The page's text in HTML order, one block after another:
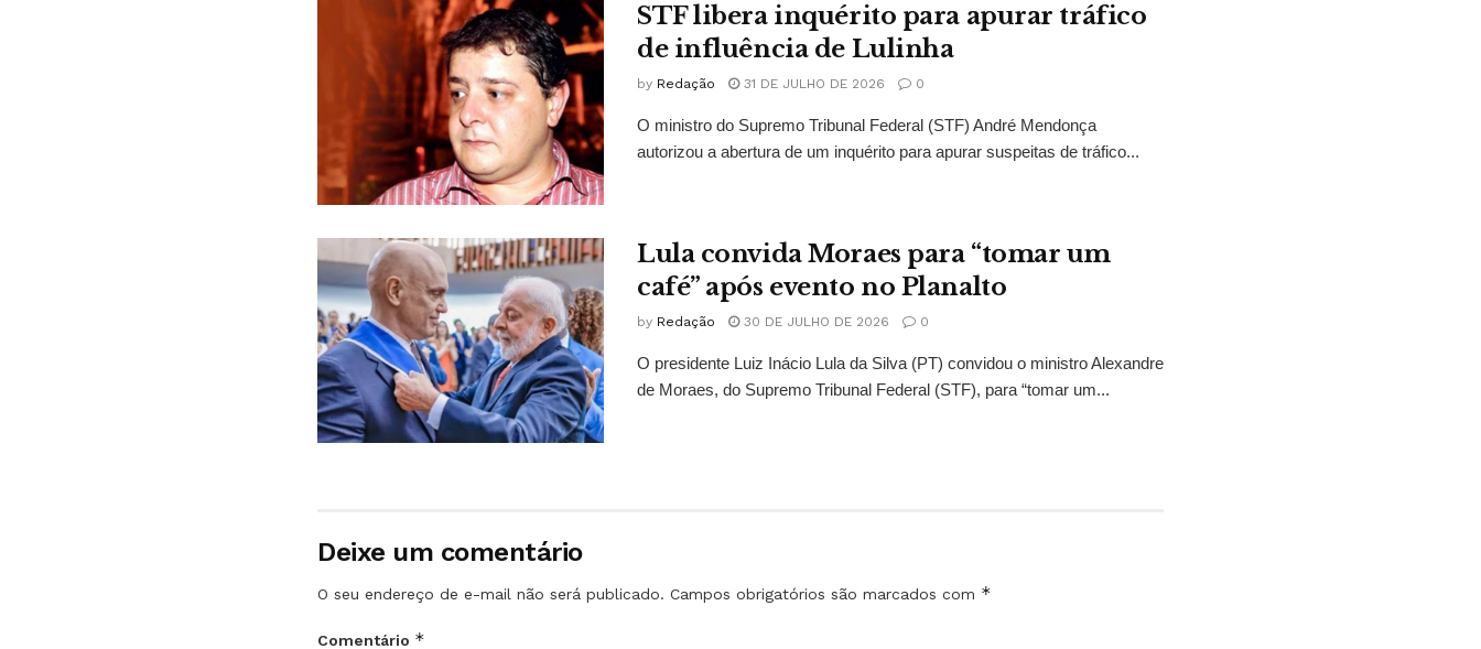
STF libera inquérito para apurar tráfico
de influência de Lulinha
by Redação 31 DE JULHO DE 2026 0
O ministro do Supremo Tribunal Federal (STF) André Mendonça
autorizou a abertura de um inquérito para apurar suspeitas de tráfico...
Lula convida Moraes para “tomar um
café” após evento no Planalto
by Redação 30 DE JULHO DE 2026 0
O presidente Luiz Inácio Lula da Silva (PT) convidou o ministro Alexandre
de Moraes, do Supremo Tribunal Federal (STF), para “tomar um...
Deixe um comentário
O seu endereço de e-mail não será publicado. Campos obrigatórios são marcados com *
Comentário *